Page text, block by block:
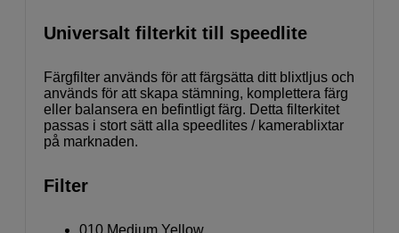
Universalt filterkit till speedlite
Färgfilter används för att färgsätta ditt blixtljus och
används för att skapa stämning, komplettera färg
eller balansera en befintligt färg. Detta filterkitet
passas i stort sätt alla speedlites / kamerablixtar
på marknaden.
Filter